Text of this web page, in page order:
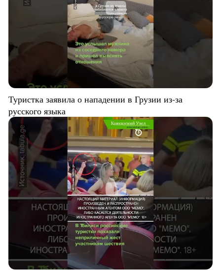
Туристка заявила о нападении в Грузии из-за
русского языка